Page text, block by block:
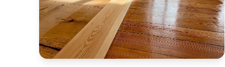
diamant pour un nettoyage en profondeur, suivi
d’une vitrification Pall-X 98 afin d’obtenir un aspect
bois brut, moderne et parfaitement uniforme.